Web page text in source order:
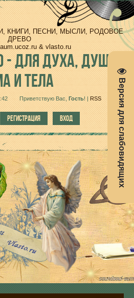
Версия для слабовидящих
КНИГИ, ПЕСНИ, МЫСЛИ, РОДОВОЕ
ДРЕВО
& vlasto.ru
- ДЛЯ ДУХА, ДУШИ,
И ТЕЛА
Приветствую Вас Гость!| RSS
РЕГИСТРАЦИЯ ВХОД